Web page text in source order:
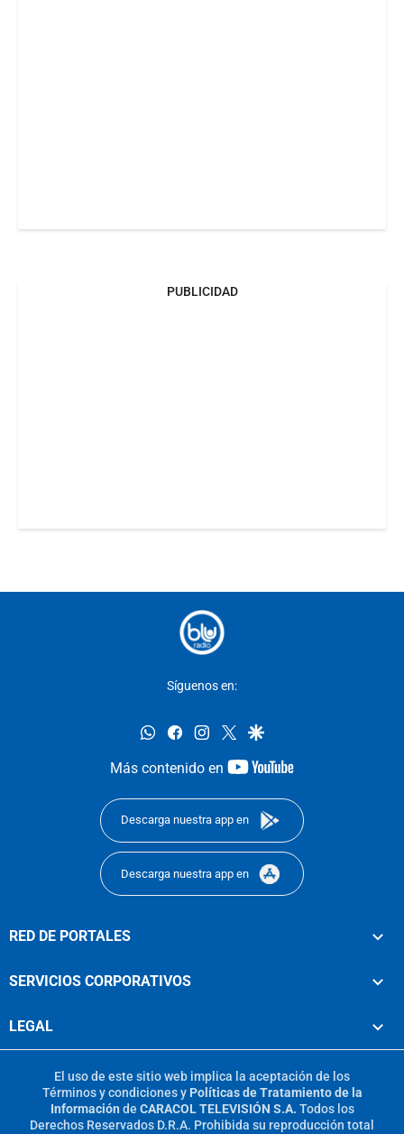
PUBLICIDAD
Síguenos en:
whatsappfacebookinstagram
twittergoogle
Más contenido en
youtube-
Descarga nuestra app en
Descarga nuestra app en
RED DE PORTALES
SERVICIOS CORPORATIVOS
LEGAL
El uso de este sitio web implica la aceptación de los
Términos y condicionesy Políticas de Tratamiento de la
Información de CARACOL TELEVISIÓN S.A. Todos los
Derechos Reservados D.R.A. Prohibida su reproducción total